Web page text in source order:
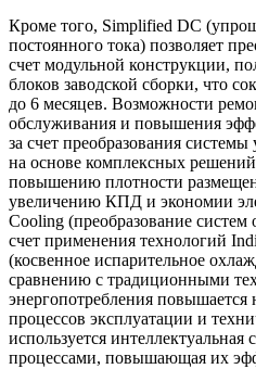
Кроме того, Simplified DC
постоянного тока) позволяет
счет модульной конструкции,
блоков заводской сборки, что
до 6 месяцев. Возможности
обслуживания и повышения
за счет преобразования
на основе комплексных
повышению плотности
увеличению КПД и экономии
Cooling (преобразование систем
счет применения технологий
(косвенное испарительное
сравнению с традиционными
энергопотребления повышается
процессов эксплуатации и
используется
процессами, повышающая их